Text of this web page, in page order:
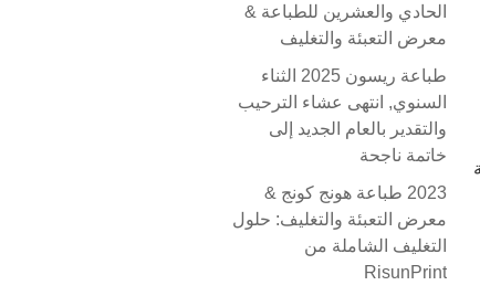
الحادي والعشرين للطباعة &
معرض التعبئة والتغليف
طباعة ريسون 2025 الثناء
السنوي, انتهى عشاء الترحيب
والتقدير بالعام الجديد إلى
خاتمة ناجحة
2023 طباعة هونج كونج &
معرض التعبئة والتغليف: حلول
التغليف الشاملة من
RisunPrint